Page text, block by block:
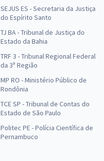
SEJUS ES - Secretaria da Justiça
do Espírito Santo
TJ BA - Tribunal de Justiça do
Estado da Bahia
TRF 3 - Tribunal Regional Federal
da 3ª Região
MP RO - Ministério Público de
Rondônia
TCE SP - Tribunal de Contas do
Estado de São Paulo
Politec PE - Polícia Científica de
Pernambuco